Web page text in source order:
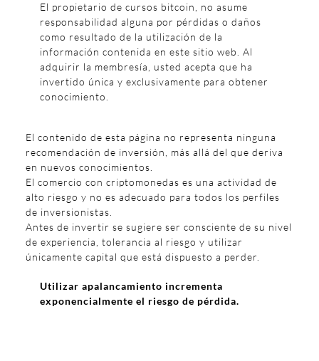
El propietario de cursos bitcoin, no asume
responsabilidad alguna por pérdidas o daños
como resultado de la utilización de la
información contenida en este sitio web. Al
adquirir la membresía, usted acepta que ha
invertido única y exclusivamente para obtener
conocimiento.
El contenido de esta página no representa ninguna
recomendación de inversión, más allá del que deriva
en nuevos conocimientos.
El comercio con criptomonedas es una actividad de
alto riesgo y no es adecuado para todos los perfiles
de inversionistas.
Antes de invertir se sugiere ser consciente de su nivel
de experiencia, tolerancia al riesgo y utilizar
únicamente capital que está dispuesto a perder.
Utilizar apalancamiento incrementa
exponencialmente el riesgo de pérdida.